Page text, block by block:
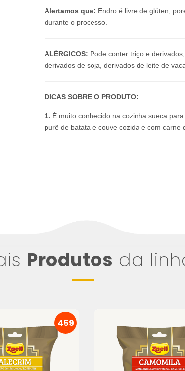
Alertamos que: Endro é livre de glúten,
durante o processo.
ALÉRGICOS: Pode conter trigo e
derivados de soja, derivados de leite de
DICAS SOBRE O PRODUTO:
1. É muito conhecido na cozinha sueca
purê de batata e couve cozida e com carne
Produtos da
459